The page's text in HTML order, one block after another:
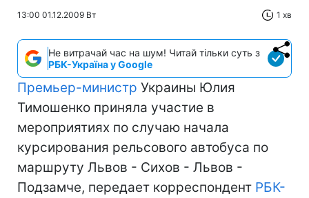
13:00 01.12.2009 Вт 1 хв
Не витрачай час на шум! Читай тільки суть з
РБК-Україна у Google
Премьер-министр Украины Юлия
Тимошенко приняла участие в
мероприятиях по случаю начала
курсирования рельсового автобуса по
маршруту Львов - Сихов - Львов -
Подзамче, передает корреспондент РБК-